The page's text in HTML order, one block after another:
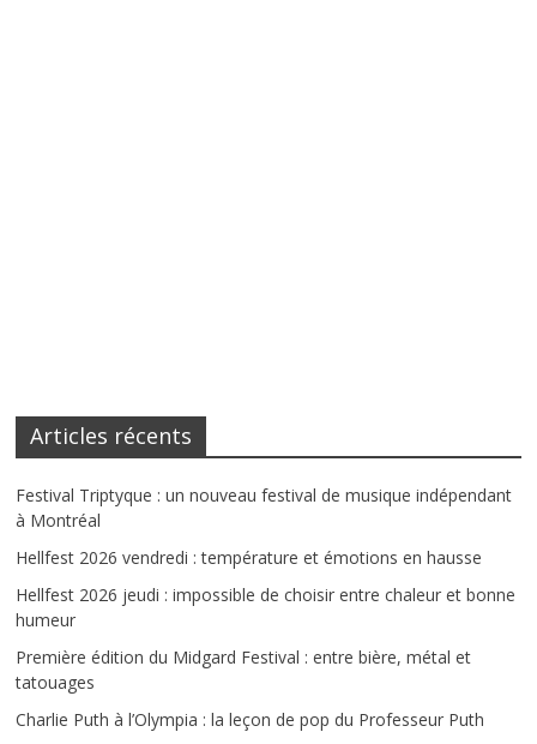
Articles récents
Festival Triptyque : un nouveau festival de musique indépendant
à Montréal
Hellfest 2026 vendredi : température et émotions en hausse
Hellfest 2026 jeudi : impossible de choisir entre chaleur et bonne
humeur
Première édition du Midgard Festival : entre bière, métal et
tatouages
Charlie Puth à l’Olympia : la leçon de pop du Professeur Puth